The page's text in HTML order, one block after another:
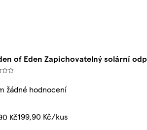
of Eden Zapichovatelný solární
žádné hodnocení
Kč199,90 Kč/kus